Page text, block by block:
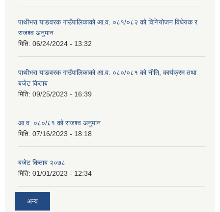
पाथीभरा याङवरक गाउँपालिकाको आ.व. ०८१/०८२ को विनियोजन विधेयक र
राजश्व अनुमान
मिति: 06/24/2024 - 13:32
पाथीभरा याङवरक गाउँपालिकाको आ.व. ०८०/०८१ को नीति, कार्यक्रम तथा
बजेट किताब
मिति: 09/25/2023 - 16:39
आ.व. ०८०/८१ को राजश्व अनुमान
मिति: 07/16/2023 - 18:18
बजेट किताब २०७८
मिति: 01/01/2023 - 12:34
अन्य